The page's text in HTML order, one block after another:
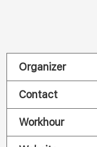
Organizer
Contact
Workhour